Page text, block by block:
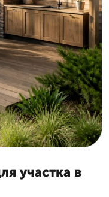
участка в